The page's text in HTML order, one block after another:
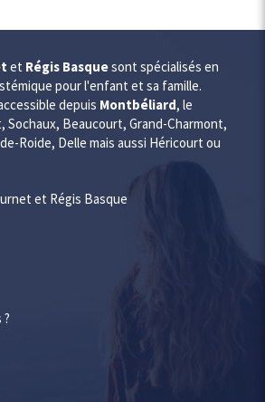
et Régis Basquesont spécialisés en
pour l'enfant et sa famille.
depuis Montbéliard, le
Beaucourt, Grand-Charmont,
Roide, Delle mais aussi Héricourt ou
et Régis Basque